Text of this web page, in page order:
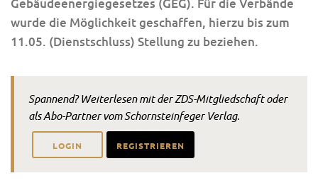
Gebäudeenergiegesetzes (GEG). Für die Verbände
wurde die Möglichkeit geschaffen, hierzu bis zum
11.05. (Dienstschluss) Stellung zu beziehen.
Spannend? Weiterlesen mit der ZDS-Mitgliedschaft oder
als Abo-Partner vom Schornsteinfeger Verlag.
LOGIN REGISTRIEREN